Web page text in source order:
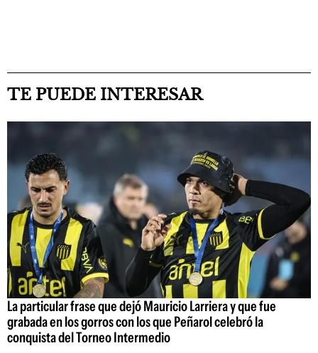
TE PUEDE INTERESAR
La particular frase que dejó Mauricio Larriera y que fue
grabada en los gorros con los que Peñarol celebró la
conquista del Torneo Intermedio